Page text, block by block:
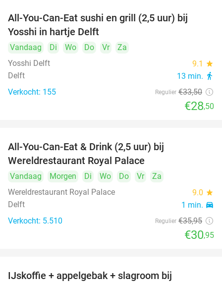
All-You-Can-Eat sushi en grill (2,5 uur) bij
Yosshi in hartje Delft
Vandaag Di Wo Do Vr
Za
Yosshi Delft
9.1 star
Delft 13 min. directions_walk
Verkocht: 155 Regulier €33,50
€28,50
All-You-Can-Eat & Drink (2,5 uur) bij
Wereldrestaurant Royal Palace
Vandaag Morgen Di Wo Do Vr
Za
Wereldrestaurant Royal Palace
9.0 star
Delft 1 min. directions_car
Verkocht: 5.510 Regulier €35,95
€30,95
IJskoffie + appelgebak + slagroom bij